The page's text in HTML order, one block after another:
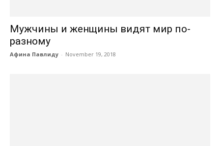
Мужчины и женщины видят мир по-
разному
Афина Павлиду - November 19, 2018